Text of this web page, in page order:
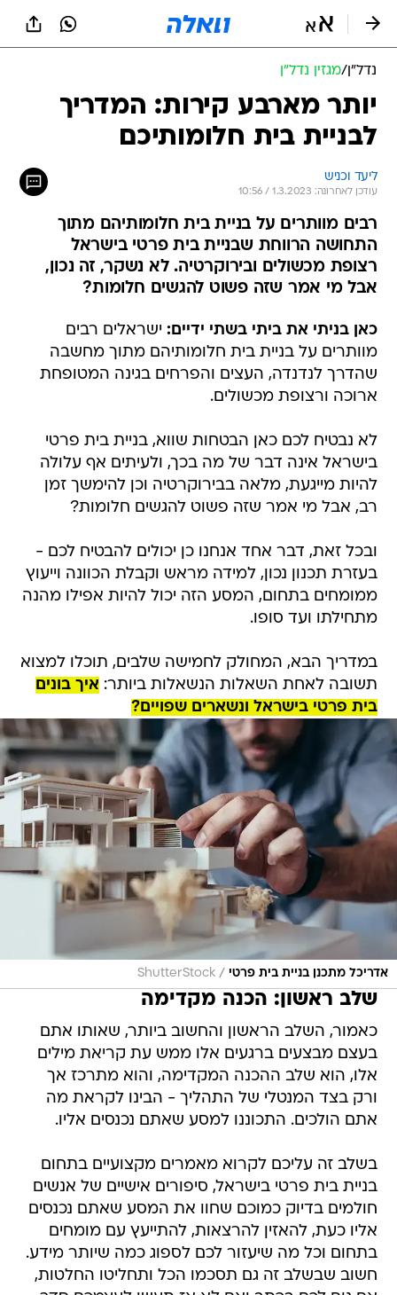
נדל״ן/מגזין נדל"ן
יותר מארבע קירות: המדריך
לבניית בית חלומותיכם
ליעד וכניש
עודכן לאחרונה: 1.3.2023 / 10:56
רבים מוותרים על בניית בית חלומותיהם מתוך
התחושה הרווחת שבניית בית פרטי בישראל
רצופת מכשולים ובירוקרטיה. לא נשקר, זה נכון,
אבל מי אמר שזה פשוט להגשים חלומות?
כאן בניתי את ביתי בשתי ידיים: ישראלים רבים
מוותרים על בניית בית חלומותיהם מתוך מחשבה
שהדרך לנדנדה, העצים והפרחים בגינה המטופחת
ארוכה ורצופת מכשולים.
לא נבטיח לכם כאן הבטחות שווא, בניית בית פרטי
בישראל אינה דבר של מה בכך, ולעיתים אף עלולה
להיות מייגעת, מלאה בבירוקרטיה וכן להימשך זמן
רב, אבל מי אמר שזה פשוט להגשים חלומות?
ובכל זאת, דבר אחד אנחנו כן יכולים להבטיח לכם -
בעזרת תכנון נכון, למידה מראש וקבלת הכוונה וייעוץ
ממומחים בתחום, המסע הזה יכול להיות אפילו מהנה
מתחילתו ועד סופו.
במדריך הבא, המחולק לחמישה שלבים, תוכלו למצוא
תשובה לאחת השאלות הנשאלות ביותר: איך בונים
בית פרטי בישראל ונשארים שפויים?
אדריכל מתכנן בניית בית פרטי /
ShutterStock
שלב ראשון: הכנה מקדימה
כאמור, השלב הראשון והחשוב ביותר, שאותו אתם
בעצם מבצעים ברגעים אלו ממש עת קריאת מילים
אלו, הוא שלב ההכנה המקדימה, והוא מתרכז אך
ורק בצד המנטלי של התהליך - הבינו לקראת מה
אתם הולכים. התכוננו למסע שאתם נכנסים אליו.
בשלב זה עליכם לקרוא מאמרים מקצועיים בתחום
בניית בית פרטי בישראל, סיפורים אישיים של אנשים
חולמים בדיוק כמוכם שחוו את המסע שאתם נכנסים
אליו כעת, להאזין להרצאות, להתייעץ עם מומחים
בתחום וכל מה שיעזור לכם לספוג כמה שיותר מידע.
חשוב שבשלב זה גם תסכמו הכל ותחליטו החלטות,